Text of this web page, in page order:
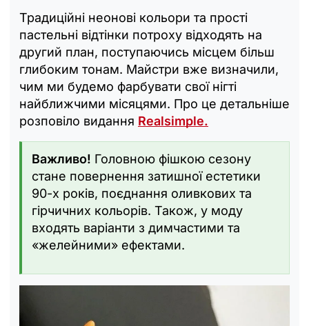
Традиційні неонові кольори та прості
пастельні відтінки потроху відходять на
другий план, поступаючись місцем більш
глибоким тонам. Майстри вже визначили,
чим ми будемо фарбувати свої нігті
найближчими місяцями. Про це детальніше
розповіло видання Realsimple.
Важливо! Головною фішкою сезону
стане повернення затишної естетики
90-х років, поєднання оливкових та
гірчичних кольорів. Також, у моду
входять варіанти з димчастими та
«желейними» ефектами.